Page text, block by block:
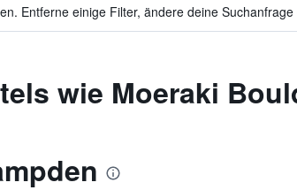
Entferne einige Filter, ändere deine
wie Moeraki